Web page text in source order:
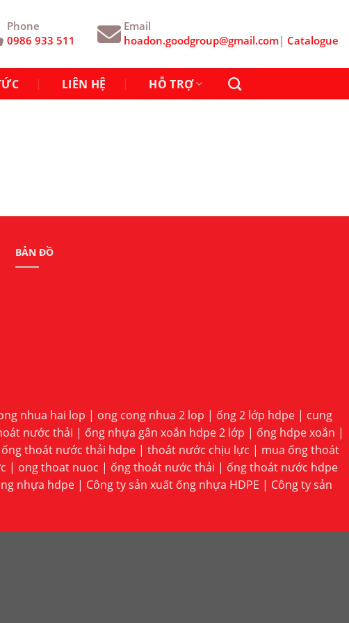
Phone
0986 933 511
Email
hoadon.goodgroup@gmail.com| Catalogue
LIÊN HỆ HỖ TRỢ
BẢN ĐỒ
nhua hai lop | ong cong nhua 2 lop | ống 2 lớp hdpe | cung
nước thải | ống nhựa gân xoắn hdpe 2 lớp | ống hdpe xoắn |
ống thoát nước thải hdpe | thoát nước chịu lực | mua ống thoát
| ong thoat nuoc | ống thoát nước thải | ống thoát nước hdpe
nhựa hdpe | Công ty sản xuất ống nhựa HDPE | Công ty sản